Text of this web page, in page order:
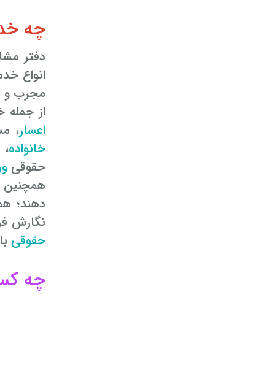
چه
انواع
مجرب و
از جمله خدمات
اعسار،
خانواده
حقوقی
همچنین دفتر
دهند؛
نگارش
حقوقی
چه کسانی